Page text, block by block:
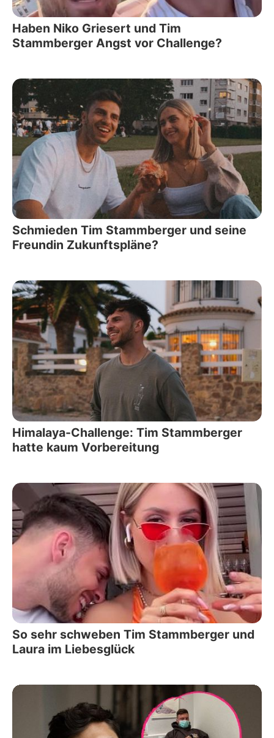
Haben Niko Griesert und Tim
Stammberger Angst vor Challenge?
Schmieden Tim Stammberger und seine
Freundin Zukunftspläne?
Himalaya-Challenge: Tim Stammberger
hatte kaum Vorbereitung
So sehr schweben Tim Stammberger und
Laura im Liebesglück